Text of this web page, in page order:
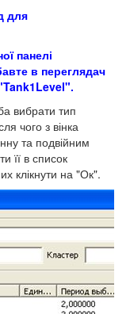
для
панелі
в переглядач
вибрати тип
чого з вінка
та подвійним
її в список
клікнути на "Ок".